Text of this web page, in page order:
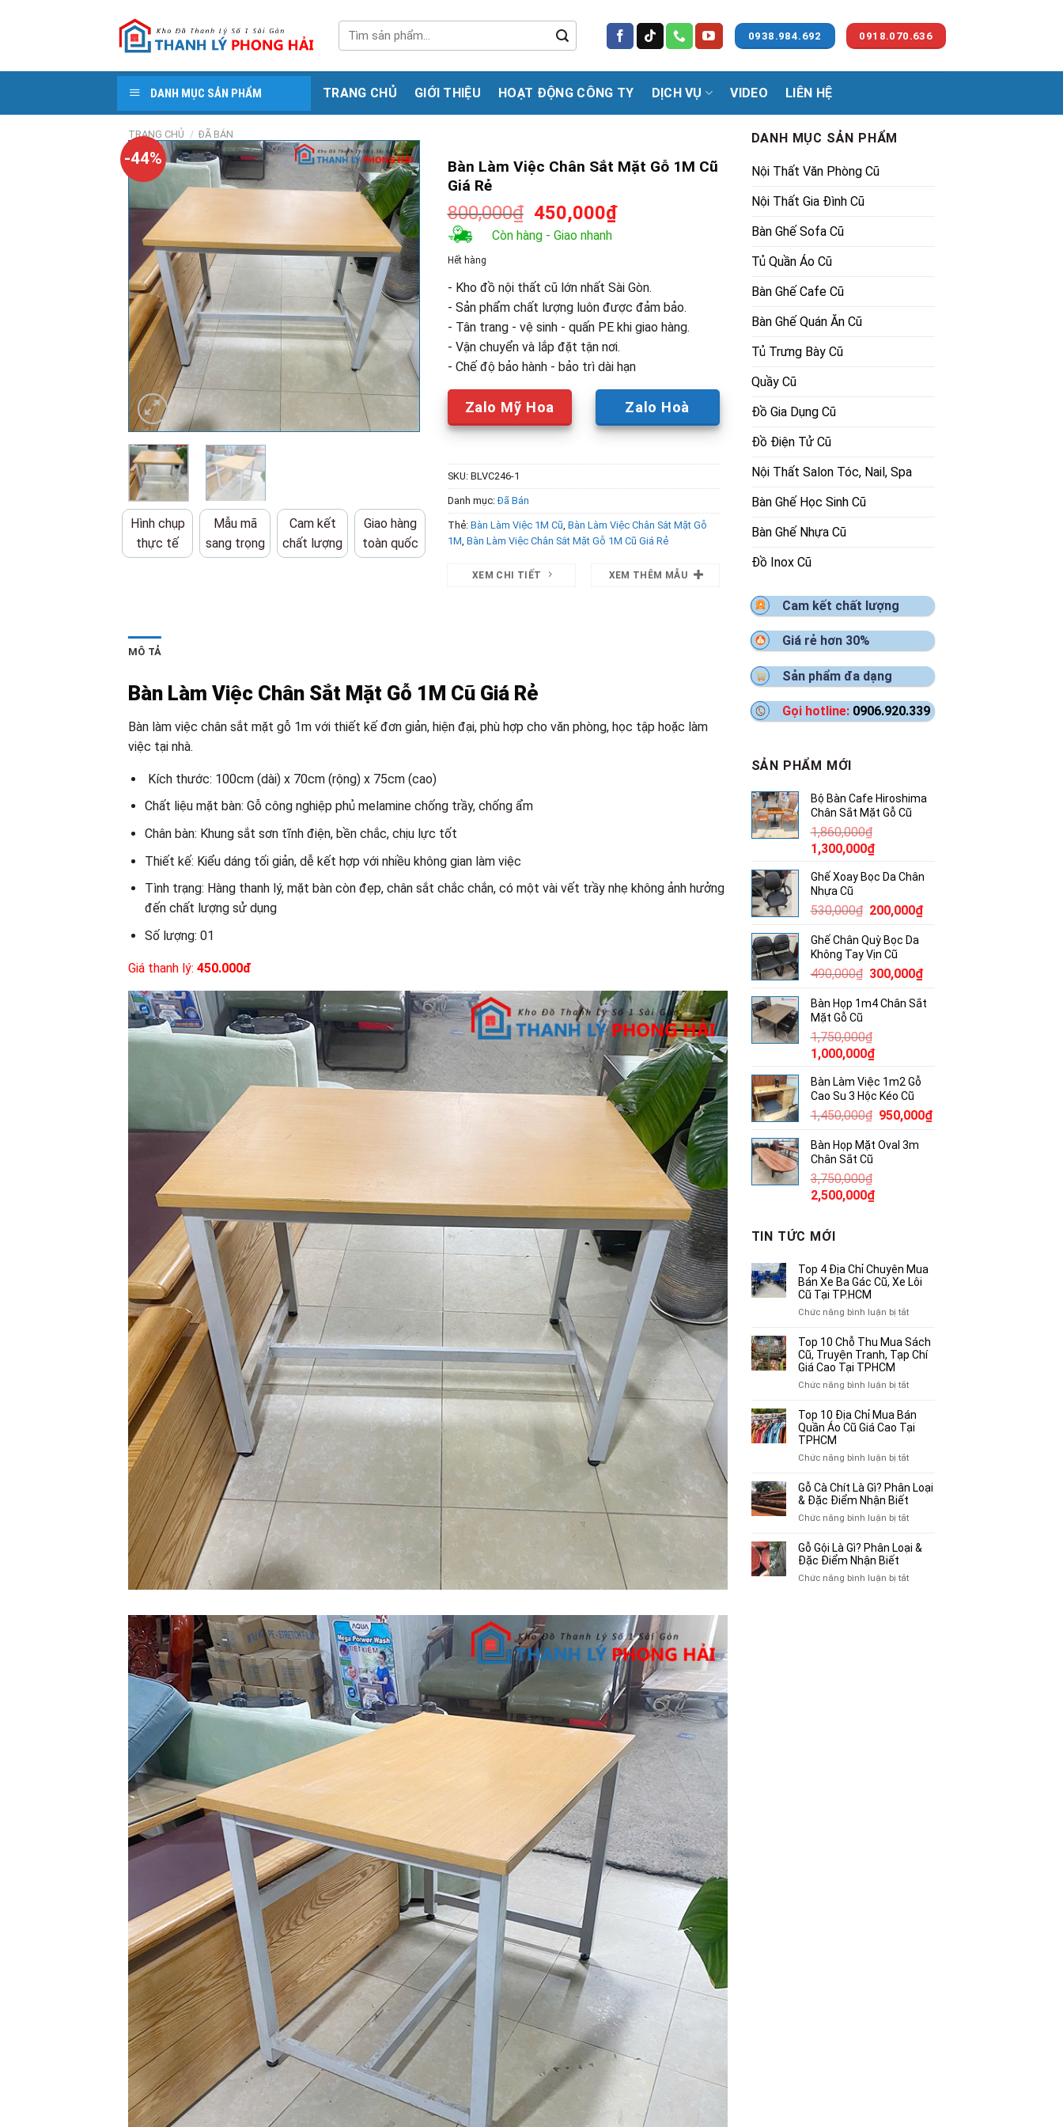
kiếm:
0938.984.692 0918.070.636
DANH MỤC SẢN PHẨM TRANG CHỦ GIỚI THIỆU HOẠT ĐỘNG CÔNG TY DỊCH VỤ VIDEO LIÊN HỆ
TRANG CHỦ / ĐÃ BÁN
-44%
Hình chụp
thực tế
Mẫu mã
sang trọng
Cam kết
chất lượng
Giao hàng
toàn quốc
Bàn Làm Việc Chân Sắt Mặt Gỗ 1M Cũ
Giá Rẻ
800,000₫ Giá
gốc
là:
450,000₫Giá
450,000₫.
Còn hàng - Giao nhanh
Hết hàng
- Kho đồ nội thất cũ lớn nhất Sài Gòn.
- Sản phẩm chất lượng luôn được đảm bảo.
- Tân trang - vệ sinh - quấn PE khi giao hàng.
- Vận chuyển và lắp đặt tận nơi.
- Chế độ bảo hành - bảo trì dài hạn
Zalo Mỹ Hoa Zalo Hoà
SKU: BLVC246-1
Danh mục:Đã Bán
Thẻ: Bàn Làm Việc 1M Cũ Bàn Làm Việc Chân Sắt Mặt Gỗ
1M Bàn Làm Việc Chân Sắt Mặt Gỗ 1M Cũ Giá Rẻ
XEM CHI TIẾT XEM THÊM MẪU
MÔ TẢ
Bàn Làm Việc Chân Sắt Mặt Gỗ 1M Cũ Giá Rẻ
Bàn làm việc chân sắt mặt gỗ 1m với thiết kế đơn giản, hiện đại, phù hợp cho văn phòng, học tập hoặc làm
việc tại nhà.
Kích thước: 100cm (dài) x 70cm (rộng) x 75cm (cao)
Chất liệu mặt bàn: Gỗ công nghiệp phủ melamine chống trầy, chống ẩm
Chân bàn: Khung sắt sơn tĩnh điện, bền chắc, chịu lực tốt
Thiết kế: Kiểu dáng tối giản, dễ kết hợp với nhiều không gian làm việc
Tình trạng: Hàng thanh lý, mặt bàn còn đẹp, chân sắt chắc chắn, có một vài vết trầy nhẹ không ảnh hưởng
đến chất lượng sử dụng
Số lượng: 01
Giá thanh lý: 450.000đ
DANH MỤC SẢN PHẨM
Nội Thất Văn Phòng Cũ
Nội Thất Gia Đình Cũ
Bàn Ghế Sofa Cũ
Tủ Quần Áo Cũ
Bàn Ghế Cafe Cũ
Bàn Ghế Quán Ăn Cũ
Tủ Trưng Bày Cũ
Quầy Cũ
Đồ Gia Dụng Cũ
Đồ Điện Tử Cũ
Nội Thất Salon Tóc, Nail, Spa
Bàn Ghế Học Sinh Cũ
Bàn Ghế Nhựa Cũ
Đồ Inox Cũ
Cam kết chất lượng
Giá rẻ hơn 30%
Sản phẩm đa dạng
Gọi hotline: 0906.920.339
SẢN PHẨM MỚI
Bộ Bàn Cafe Hiroshima
Chân Sắt Mặt Gỗ Cũ
1,860,000₫
Giá
là:
1,860,000₫.
1,300,000₫Giá
tại
1,300,000₫.
Ghế Xoay Bọc Da Chân
Nhựa Cũ
530,000₫ Giá
là:
530,000₫.
200,000₫Giá
Ghế Chân Quỳ Bọc Da
Không Tay Vịn Cũ
490,000₫ Giá
là:
300,000₫Giá
tại
Bàn Họp 1m4 Chân Sắt
Mặt Gỗ Cũ
1,750,000₫
Giá
là:
1,750,000₫.
1,000,000₫Giá
tại
là:
1,000,000₫.
Bàn Làm Việc 1m2 Gỗ
Cao Su 3 Hộc Kéo Cũ
1,450,000₫ Giá
là:
950,000₫Giá
Bàn Họp Mặt Oval 3m
Chân Sắt Cũ
3,750,000₫
Giá
là:
3,750,000₫.
2,500,000₫Giá
2,500,000₫.
TIN TỨC MỚI
Top 4 Địa Chỉ Chuyên Mua
Bán Xe Ba Gác Cũ, Xe Lôi
Cũ Tại TP.HCM
Chức năng bình luận bị tắtở
4
Địa
Xe
Ba
Cũ,
Lôi
Cũ
Tại
Top 10 Chỗ Thu Mua Sách
Cũ, Truyện Tranh, Tạp Chí
Giá Cao Tại TPHCM
Chức năng bình luận bị tắtở
10
Chỗ
Truyện
Tranh,
Tạp
Giá
Tại
Top 10 Địa Chỉ Mua Bán
Quần Áo Cũ Giá Cao Tại
TPHCM
Chức năng bình luận bị tắtở
10
Địa
Mua
Quần
Cũ
Gỗ Cà Chít Là Gì? Phân Loại
& Đặc Điểm Nhận Biết
Chức năng bình luận bị tắtở
Cà
Gì?
Gỗ Gội Là Gì? Phân Loại &
Đặc Điểm Nhận Biết
Chức năng bình luận bị tắtở